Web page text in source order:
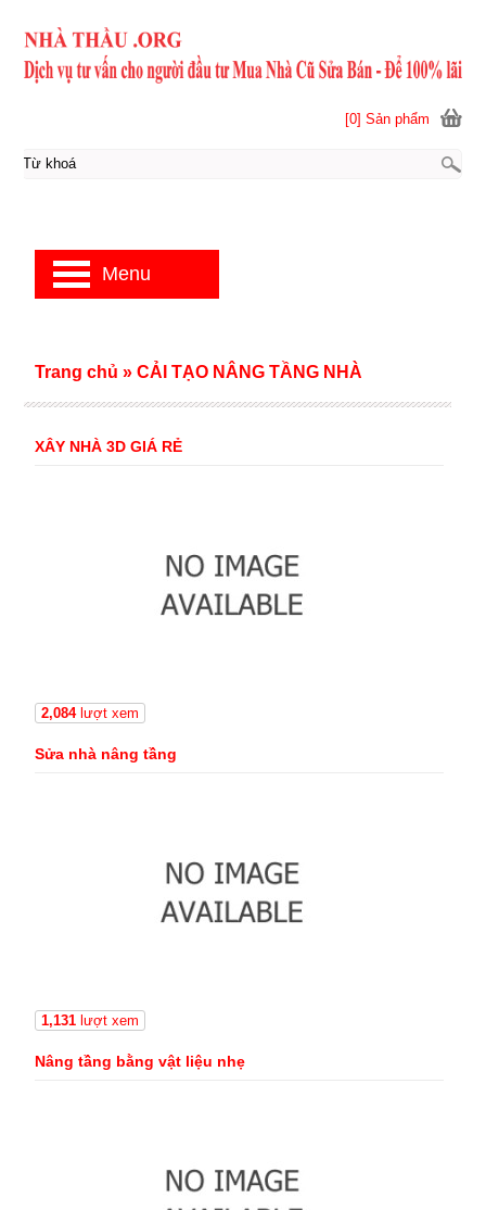
XÂY NHÀ 3D GIÁ RẺ
2,084lượt xem
Sửa nhà nâng tầng
1,131lượt xem
Nâng tầng bằng vật liệu nhẹ
Trang chủ » CẢI TẠO NÂNG TẦNG NHÀ
[0] Sản phẩm
Menu